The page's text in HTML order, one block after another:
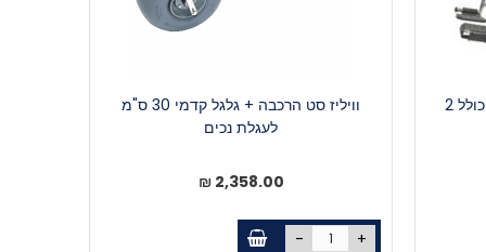
וויליז קיט הסבה לכסא גלגלים - כולל 2
וויליז סט הרכבה + גלגל קדמי 30 ס"מ
לעגלת נכים
2,358.00 ₪
- +